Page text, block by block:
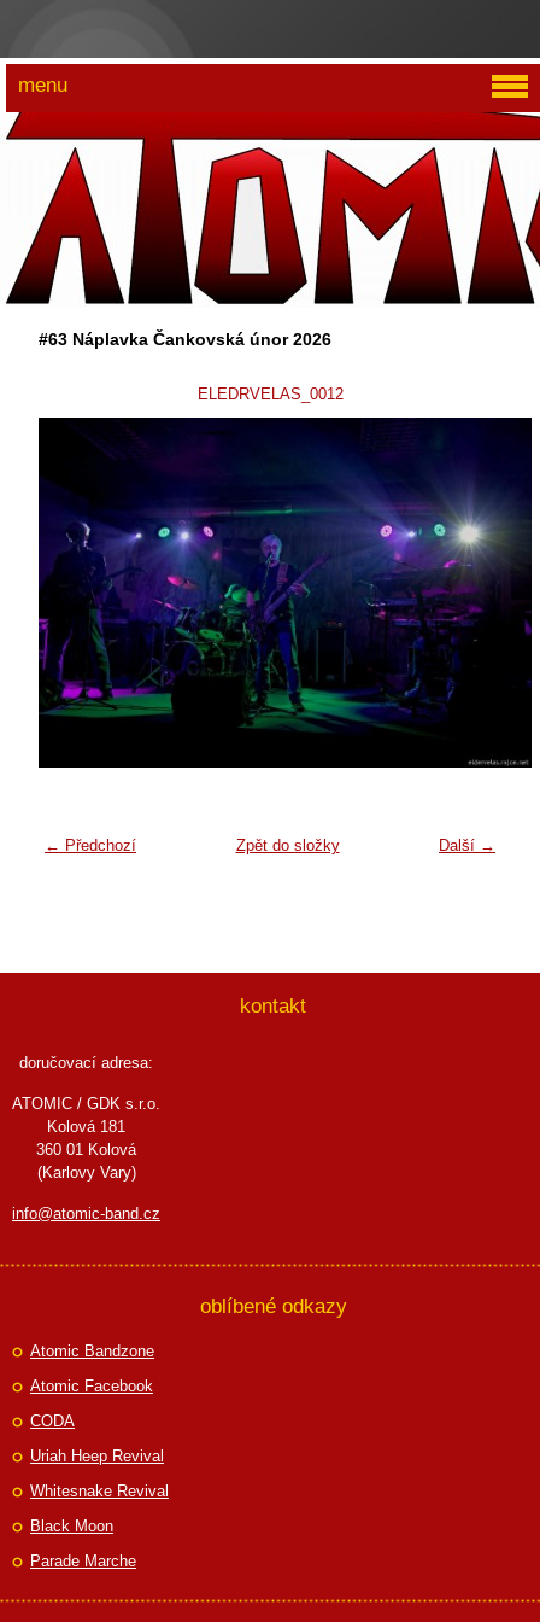
#63 Náplavka Čankovská únor 2026
ELEDRVELAS_0012
← Předchozí Další →
Zpět do složky
menu
kontakt
doručovací adresa:
ATOMIC / GDK s.r.o.
Kolová 181
360 01 Kolová
(Karlovy Vary)
info@atomic-band.cz
oblíbené odkazy
Atomic Bandzone
Atomic Facebook
CODA
Uriah Heep Revival
Whitesnake Revival
Black Moon
Parade Marche